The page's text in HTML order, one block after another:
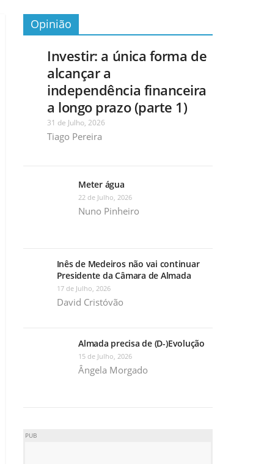
Opinião
Investir: a única forma de
alcançar a
independência financeira
a longo prazo (parte 1)
31 de Julho, 2026
Tiago Pereira
Meter água
22 de Julho, 2026
Nuno Pinheiro
Inês de Medeiros não vai continuar
Presidente da Câmara de Almada
17 de Julho, 2026
David Cristóvão
Almada precisa de (D-)Evolução
15 de Julho, 2026
Ângela Morgado
PUB